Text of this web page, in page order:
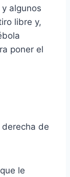
algunos
libre y,
poner el
de
le